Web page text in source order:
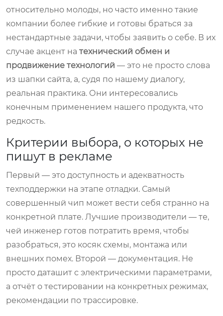
относительно молоды, но часто именно такие
компании более гибкие и готовы браться за
нестандартные задачи, чтобы заявить о себе. В их
случае акцент на технический обмен и
продвижение технологий — это не просто слова
из шапки сайта, а, судя по нашему диалогу,
реальная практика. Они интересовались
конечным применением нашего продукта, что
редкость.
Критерии выбора, о которых не
пишут в рекламе
Первый — это доступность и адекватность
техподдержки на этапе отладки. Самый
совершенный чип может вести себя странно на
конкретной плате. Лучшие производители — те,
чей инженер готов потратить время, чтобы
разобраться, это косяк схемы, монтажа или
внешних помех. Второй — документация. Не
просто даташит с электрическими параметрами,
а отчёт о тестировании на конкретных режимах,
рекомендации по трассировке.